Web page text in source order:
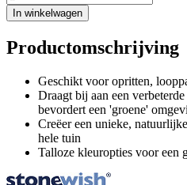
In winkelwagen
Productomschrijving
Geschikt voor opritten,
Draagt bij aan een
bevordert een 'groene'
Creëer een unieke,
hele tuin
Talloze kleuropties voor een